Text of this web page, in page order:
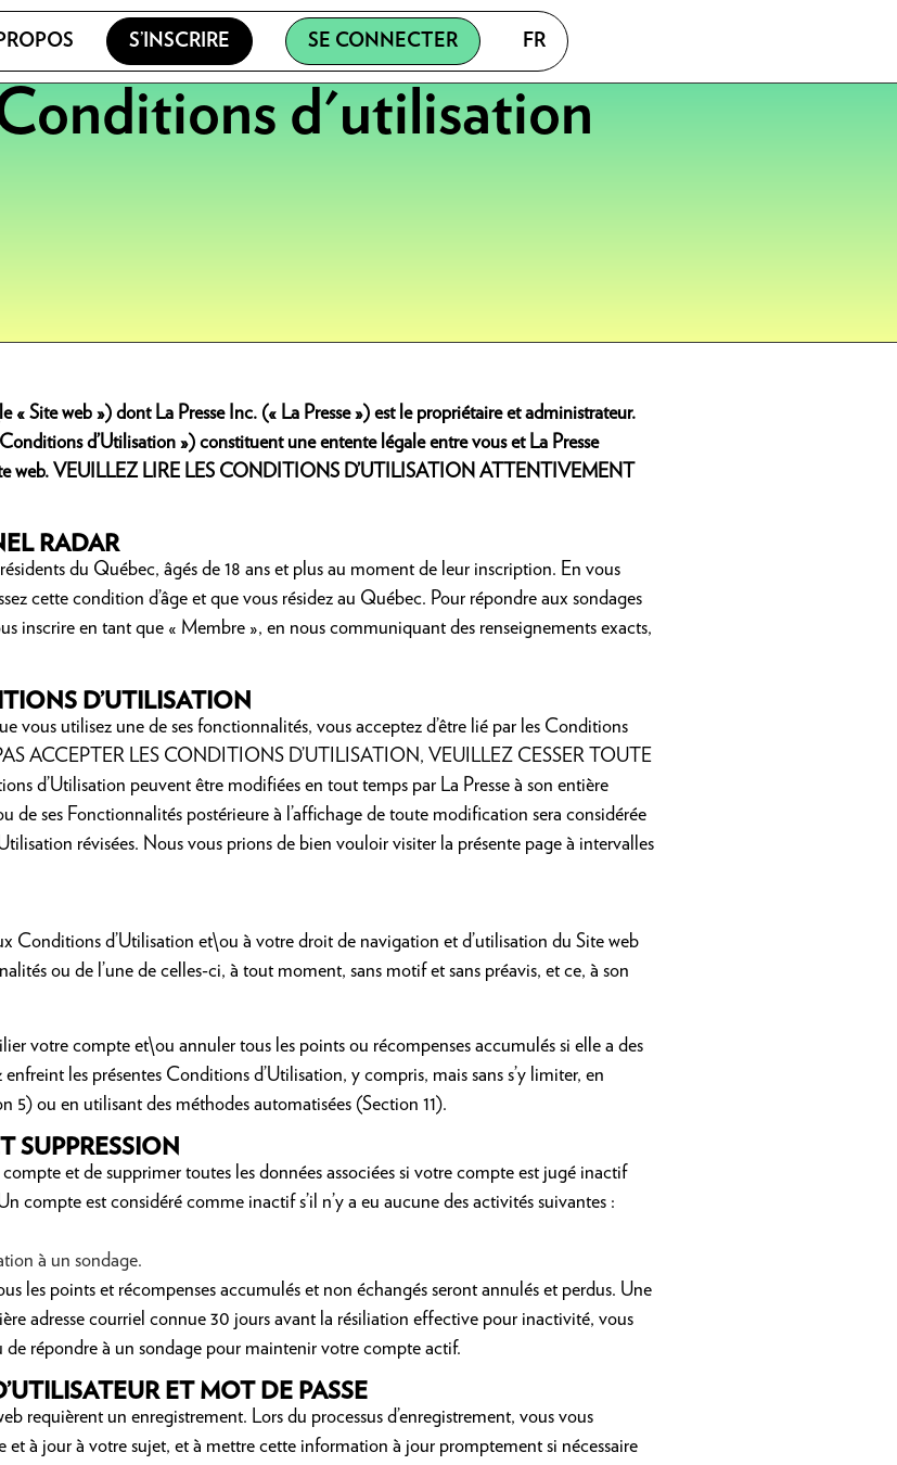
S’INSCRIRE SE CONNECTER FR
d'utilisation
« Site web ») dont La Presse Inc. (« La Presse ») est le propriétaire et administrateur.
d’Utilisation ») constituent une entente légale entre vous et La Presse
web. VEUILLEZ LIRE LES CONDITIONS D’UTILISATION ATTENTIVEMENT
RADAR
du Québec, âgés de 18 ans et plus au moment de leur inscription. En vous
cette condition d’âge et que vous résidez au Québec. Pour répondre aux sondages
inscrire en tant que « Membre », en nous communiquant des renseignements exacts,
D’UTILISATION
vous utilisez une de ses fonctionnalités, vous acceptez d’être lié par les Conditions
ACCEPTER LES CONDITIONS D’UTILISATION, VEUILLEZ CESSER TOUTE
d’Utilisation peuvent être modifiées en tout temps par La Presse à son entière
de ses Fonctionnalités postérieure à l’affichage de toute modification sera considérée
révisées. Nous vous prions de bien vouloir visiter la présente page à intervalles
Conditions d’Utilisation et\ou à votre droit de navigation et d’utilisation du Site web
ou de l’une de celles-ci, à tout moment, sans motif et sans préavis, et ce, à son
votre compte et\ou annuler tous les points ou récompenses accumulés si elle a des
les présentes Conditions d’Utilisation, y compris, mais sans s’y limiter, en
5) ou en utilisant des méthodes automatisées (Section 11).
SUPPRESSION
compte et de supprimer toutes les données associées si votre compte est jugé inactif
compte est considéré comme inactif s’il n’y a eu aucune des activités suivantes :
à un sondage.
les points et récompenses accumulés et non échangés seront annulés et perdus. Une
adresse courriel connue 30 jours avant la résiliation effective pour inactivité, vous
répondre à un sondage pour maintenir votre compte actif.
ET MOT DE PASSE
requièrent un enregistrement. Lors du processus d’enregistrement, vous vous
et à jour à votre sujet, et à mettre cette information à jour promptement si nécessaire